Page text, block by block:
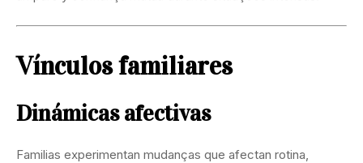
Vínculos familiares
Dinámicas afectivas
Familias experimentan mudanças que afectan rotina,